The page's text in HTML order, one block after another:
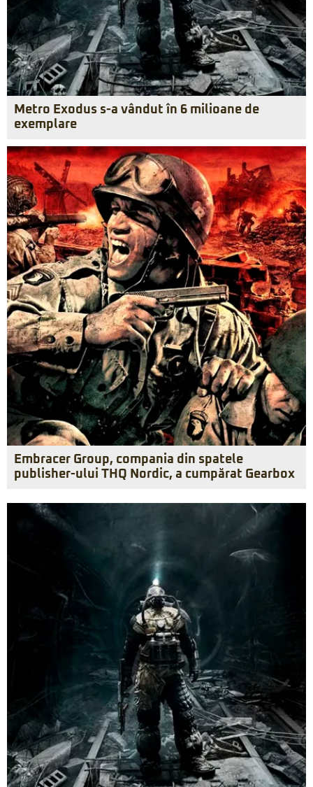
Metro Exodus s-a vândut în 6 milioane de
exemplare
Embracer Group, compania din spatele
publisher-ului THQ Nordic, a cumpărat Gearbox